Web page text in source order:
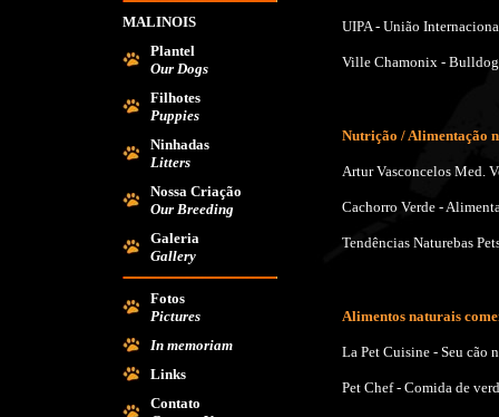
MALINOIS
Plantel
Our Dogs
Filhotes
Puppies
Ninhadas
Litters
Nossa Criação
Our Breeding
Galeria
Gallery
Fotos
Pictures
In memoriam
Links
Contato
UIPA - União
Ville Chamonix - Bulldog
Nutrição / Alimentação
Artur Vasconcelos Med.
Cachorro Verde -
Tendências Naturebas
Alimentos naturais
La Pet Cuisine - Seu cão
Pet Chef - Comida de